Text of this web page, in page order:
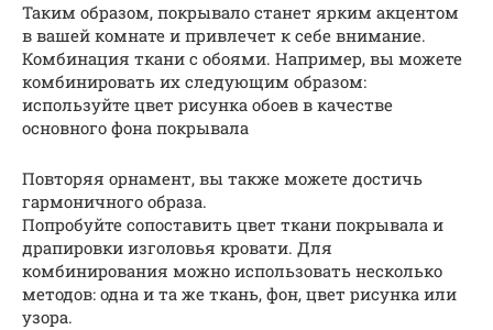
Таким образом, покрывало станет ярким акцентом
в вашей комнате и привлечет к себе внимание.
Комбинация ткани с обоями. Например, вы можете
комбинировать их следующим образом:
используйте цвет рисунка обоев в качестве
основного фона покрывала
Повторяя орнамент, вы также можете достичь
гармоничного образа.
Попробуйте сопоставить цвет ткани покрывала и
драпировки изголовья кровати. Для
комбинирования можно использовать несколько
методов: одна и та же ткань, фон, цвет рисунка или
узора.